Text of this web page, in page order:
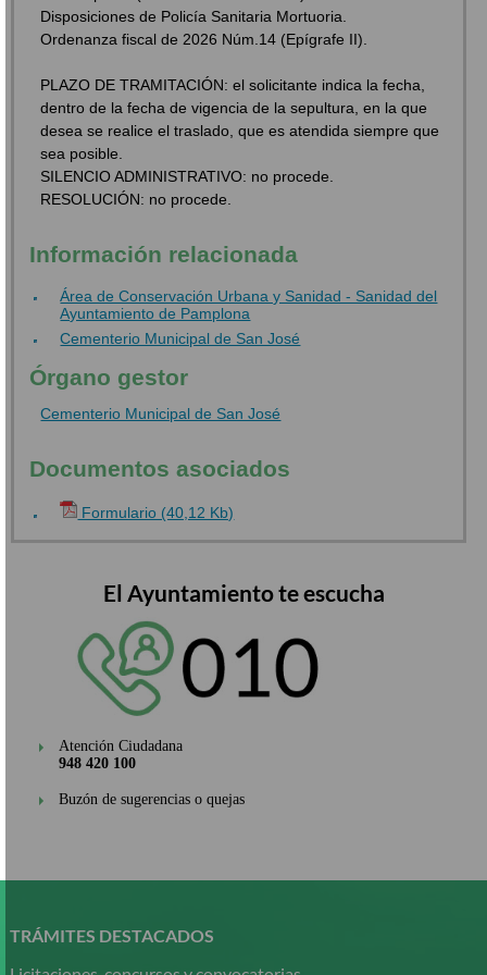
Disposiciones de Policía Sanitaria Mortuoria.
Ordenanza fiscal de 2026 Núm.14 (Epígrafe II).
PLAZO DE TRAMITACIÓN: el solicitante indica la fecha,
dentro de la fecha de vigencia de la sepultura, en la que
desea se realice el traslado, que es atendida siempre que
sea posible.
SILENCIO ADMINISTRATIVO: no procede.
RESOLUCIÓN: no procede.
Información relacionada
Área de Conservación Urbana y Sanidad - Sanidad del
Ayuntamiento de Pamplona
Cementerio Municipal de San José
Órgano gestor
Cementerio Municipal de San José
Documentos asociados
Formulario (40,12 Kb)
El Ayuntamiento te escucha
Atención Ciudadana
948 420 100
Buzón de sugerencias o quejas
contenido
TRÁMITES DESTACADOS